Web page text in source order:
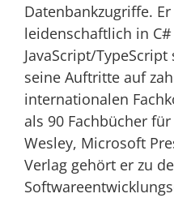
Datenbankzugriffe.
leidenschaftlich in
JavaScript/
seine Auftritte auf
internationalen
als 90 Fachbücher für
Wesley, Microsoft
Verlag gehört er zu